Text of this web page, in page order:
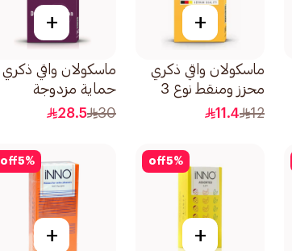
+
ماسكولان واقي ذكري
محزز ومنقط نوع 3
3قطع
12
11.4
+
ماسكولان واقي ذكري
حماية مزدوجة
10قطعة
30
28.5
5%
off
+
5%
off
+